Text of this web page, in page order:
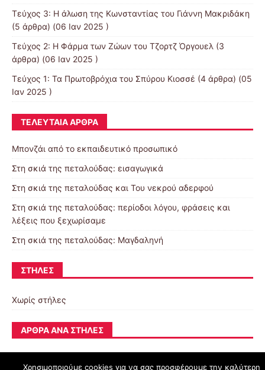
Τεύχος 3: Η άλωση της Κωνσταντίας του Γιάννη Μακριδάκη
(5 άρθρα) (06 Ιαν 2025 )
Τεύχος 2: Η Φάρμα των Ζώων του Τζορτζ Όργουελ (3
άρθρα) (06 Ιαν 2025 )
Τεύχος 1: Τα Πρωτοβρόχια του Σπύρου Κιοσσέ (4 άρθρα) (05
Ιαν 2025 )
ΤΕΛΕΥΤΑΊΑ ΆΡΘΡΑ
Μπονζάι από το εκπαιδευτικό προσωπικό
Στη σκιά της πεταλούδας: εισαγωγικά
Στη σκιά της πεταλούδας και Του νεκρού αδερφού
Στη σκιά της πεταλούδας: περίοδοι λόγου, φράσεις και
λέξεις που ξεχωρίσαμε
Στη σκιά της πεταλούδας: Μαγδαληνή
ΣΤΉΛΕΣ
Χωρίς στήλες
ΆΡΘΡΑ ΑΝΆ ΣΤΉΛΕΣ
Χρησιμοποιούμε cookies για να σας προσφέρουμε την καλύτερη